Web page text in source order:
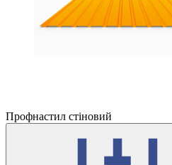
Профнастил стіновий